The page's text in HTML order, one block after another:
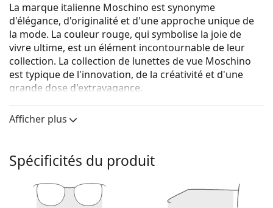
La marque italienne Moschino est synonyme
d'élégance, d'originalité et d'une approche unique de
la mode. La couleur rouge, qui symbolise la joie de
vivre ultime, est un élément incontournable de leur
collection. La collection de lunettes de vue Moschino
est typique de l'innovation, de la créativité et d'une
grande dose d'extravagance.
Moschino Love MOL562 DDB 17 53sont des lunettes
pour femmes.
La couleur rose de la monture s'accorde
châtain clair ou blonds clairs.
Les montures carrées sont un choix idéal pour les
Afficher plus
Spécificités du produit